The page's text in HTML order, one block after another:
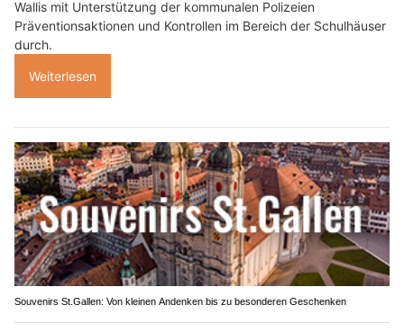
Wallis mit Unterstützung der kommunalen Polizeien
Präventionsaktionen und Kontrollen im Bereich der Schulhäuser
durch.
Weiterlesen
Souvenirs St.Gallen: Von kleinen Andenken bis zu besonderen Geschenken